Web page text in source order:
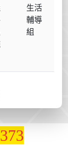
生活
輔導
組